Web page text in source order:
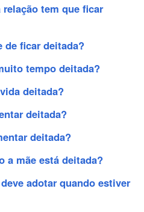
tem que ficar
de ficar deitada?
tempo deitada?
deitada?
deitada?
deitada?
a mãe está deitada?
adotar quando estiver